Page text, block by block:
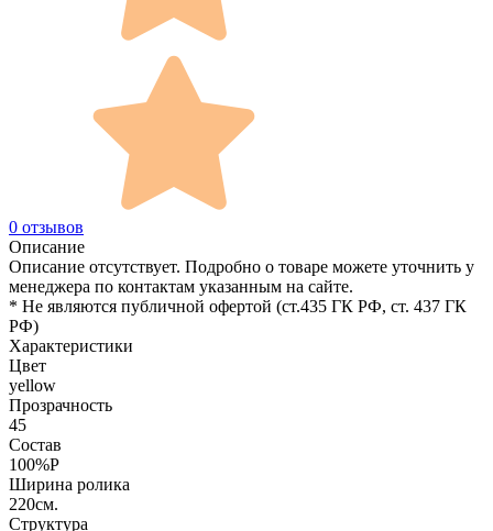
0 отзывов
Описание
Описание отсутствует. Подробно о товаре можете уточнить у
менеджера по контактам указанным на сайте.
* Не являются публичной офертой (ст.435 ГК РФ, cт. 437 ГК
РФ)
Характеристики
Цвет
yellow
Прозрачность
45
Состав
100%P
Ширина ролика
220см.
Структура